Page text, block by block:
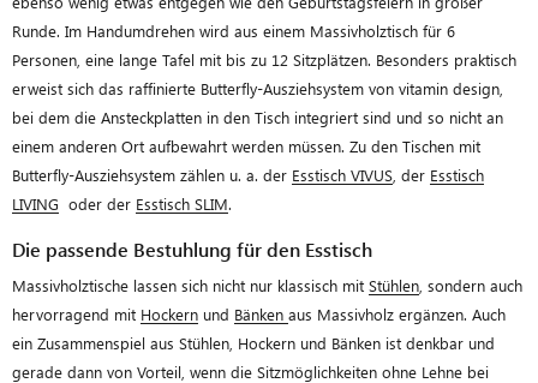
Runde. Im Handumdrehen wird aus einem Massivholztisch für 6
Personen, eine lange Tafel mit bis zu 12 Sitzplätzen. Besonders praktisch
erweist sich das raffinierte Butterfly-Ausziehsystem von vitamin design,
bei dem die Ansteckplatten in den Tisch integriert sind und so nicht an
einem anderen Ort aufbewahrt werden müssen. Zu den Tischen mit
Butterfly-Ausziehsystem zählen u. a. der Esstisch VIVUS , der Esstisch
LIVING oder der Esstisch SLIM.
Die passende Bestuhlung für den Esstisch
Massivholztische lassen sich nicht nur klassisch mit Stühlen , sondern auch
hervorragend mit Hockern und Bänken aus Massivholz ergänzen. Auch
ein Zusammenspiel aus Stühlen, Hockern und Bänken ist denkbar und
gerade dann von Vorteil, wenn die Sitzmöglichkeiten ohne Lehne bei